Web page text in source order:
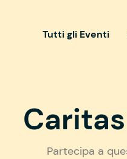
Tutti gli Eventi
Partecipa a